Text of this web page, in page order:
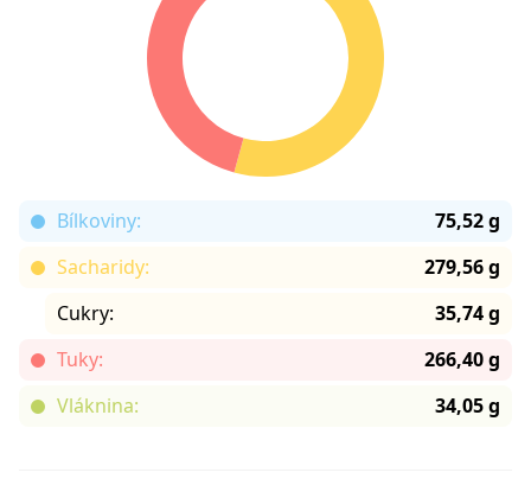
Bílkoviny:
75,52 g
Sacharidy:
279,56 g
Cukry:
35,74 g
Tuky:
266,40 g
Vláknina:
34,05 g